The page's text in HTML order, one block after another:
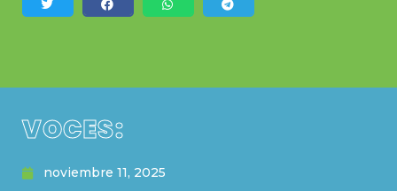
VOCES:
noviembre 11, 2025